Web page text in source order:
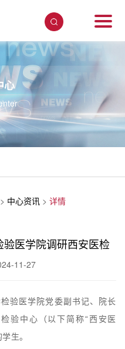
心
> 中心资讯 > 详情
医学院调研西安医检
11-27
验医学院党委副书记、院长
验中心（以下简称“西安医
生。